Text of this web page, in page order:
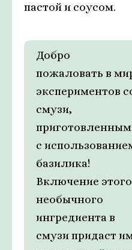
пастой и соусом.
Добро
пожаловать в
экспериментов
смузи,
с
базилика!
Включение этого
необычного
ингредиента в
смузи придаст